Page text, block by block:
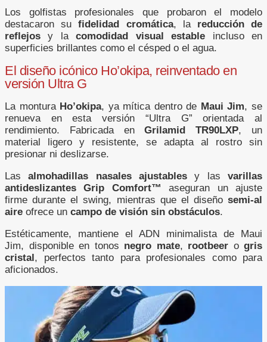
Los golfistas profesionales que probaron el modelo
destacaron sufidelidad cromática, la reducción de
reflejos y lacomodidad visual estable incluso en
superficies brillantes como el césped o el agua.
El diseño icónico Ho’okipa, reinventado en
versión Ultra G
La montura Ho’okipa, ya mítica dentro de Maui Jim, se
renueva en esta versión “Ultra G” orientada al
rendimiento. Fabricada enGrilamid TR90LXP, un
material ligero y resistente, se adapta al rostro sin
presionar ni deslizarse.
Lasalmohadillas nasales ajustables y lasvarillas
antideslizantes Grip Comfort™ aseguran un ajuste
firme durante el swing, mientras que el diseño semi-al
aire ofrece un campo de visión sin obstáculos.
Estéticamente, mantiene el ADN minimalista de Maui
Jim, disponible en tonos negro mate, rootbeer o gris
cristal, perfectos tanto para profesionales como para
aficionados.